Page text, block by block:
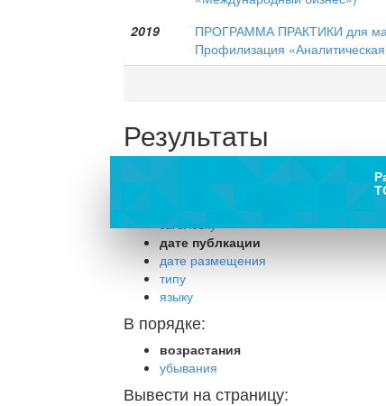
2019
ПРОГРАММА ПРАКТИКИ для
Профилизация
Результаты
поиска
Сортировать по:
заголовку
дате публкации
дате размещения
типу
языку
В порядке:
возрастания
убывания
Вывести на страницу: